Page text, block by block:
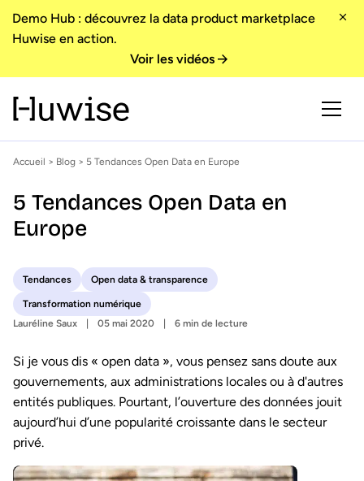
Demo Hub : découvrez la data product marketplace
Huwise en action.
Voir les vidéos
Accueil > Blog > 5 Tendances Open Data en Europe
5 Tendances Open Data en
Europe
Tendances Open data & transparence
Transformation numérique
Lauréline Saux
05 mai 2020 6 min de lecture
Si je vous dis « open data », vous pensez sans doute aux
gouvernements, aux administrations locales ou à d'autres
entités publiques. Pourtant, l’ouverture des données jouit
aujourd’hui d’une popularité croissante dans le secteur
privé.